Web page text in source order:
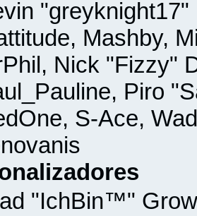
Mashby,
Nick "Fizzy"
Piro
S-Ace,
"IchBin™"